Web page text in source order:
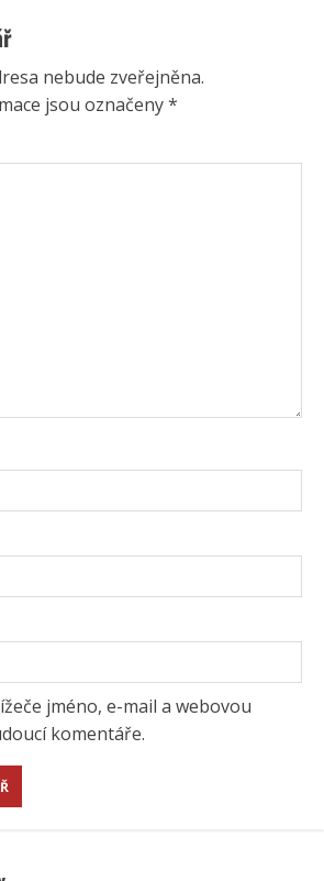
nebude zveřejněna.
jsou označeny*
jméno, e-mail a webovou
komentáře.